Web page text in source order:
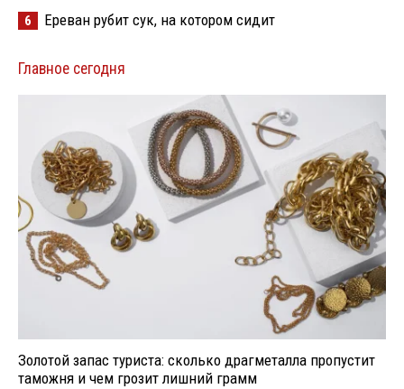
6 Ереван рубит сук, на котором сидит
Главное сегодня
Золотой запас туриста: сколько драгметалла пропустит
таможня и чем грозит лишний грамм